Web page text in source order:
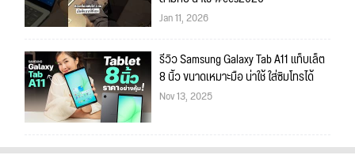
Jan 11, 2026
รีวิว Samsung Galaxy Tab A11 แท็บเล็ต
8 นิ้ว ขนาดเหมาะมือ น่าใช้ ใส่ซิมโทรได้
Nov 13, 2025